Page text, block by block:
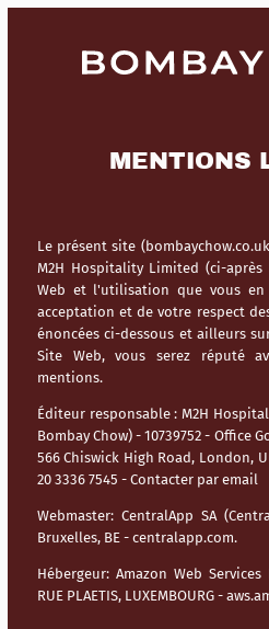
MENTIONS
Le présent site
M2H Hospitality Limited (ci-après
Web et l'utilisation que vous
acceptation et de votre respect
énoncées ci-dessous et ailleurs
Site Web, vous serez réputé
mentions.
Éditeur responsable : M2H
Bombay Chow) - 10739752 - Office
566 Chiswick High Road, London,
20 3336 7545 - Contacter par email
Webmaster: CentralApp SA
Bruxelles, BE - centralapp.com.
Hébergeur: Amazon Web Services
RUE PLAETIS, LUXEMBOURG -